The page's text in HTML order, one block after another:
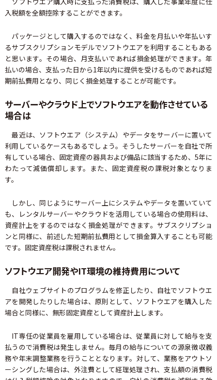
入税額を全額控除することができます。
パッケージとして購入するのではなく、料金を月払いや年払いす
るサブスクリプションモデルでソフトウエアを利用することもある
と思います。その場合、月支払いであれば損金処理ができます。年
払いの場合、支払った日から1年以内に提供を受けるものであれば短
期前払費用となり、同じく損金処理することが可能です。
サーバーやクラウド上でソフトウエアを動作させている
場合は
最近は、ソフトウエア（システム）やデータをサーバーに置いて
利用しているケースもあるでしょう。そうしたサーバーを自社で所
有している場合、固定資産の器具および備品に該当するため、5年に
わたって減価償却します。また、固定資産税の課税対象となりま
す。
しかし、同じようにサーバー上にシステムやデータを置いていて
も、レンタルサーバーやクラウドを活用している場合の使用料は、
資産計上をするのではなく損金処理ができます。サブスクリプショ
ンと同様に、前述した短期前払費用として損金算入することも可能
です。固定資産税は課税されません。
ソフトウエア開発やIT環境の維持費用について
自社ウェブサイトのプログラムを修正したり、自社でソフトウエ
アを開発したりした場合は、原則として、ソフトウエアを購入した
場合と同様に、無形固定資産として資産計上します。
IT専任の従業員を雇用している場合は、従業員に対して給与を支
払うので消費税は発生しません。毎月の給与についての源泉徴収義
務や年末調整業務を行うこととなります。対して、業務をアウトソ
ーシングした場合は、外注費として経理処理され、支払額の消費税